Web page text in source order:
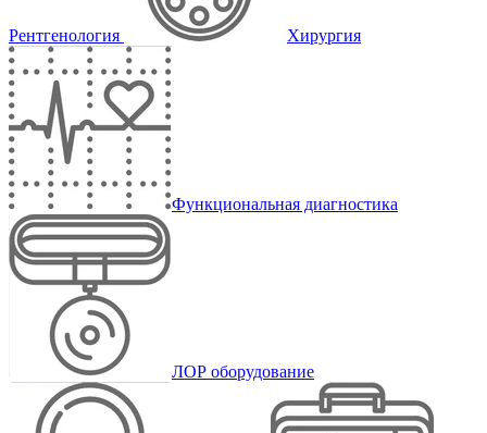
Рентгенология Хирургия
Функциональная диагностика
ЛОР оборудование